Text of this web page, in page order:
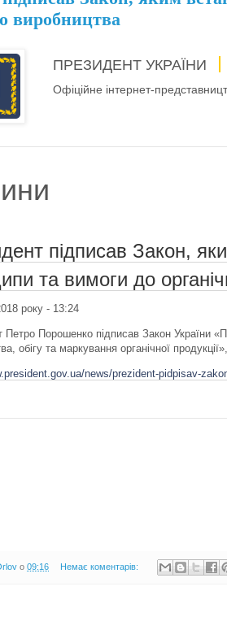
виробництва
ПРЕЗИДЕНТ УКРАЇНИ
Офіційне інтернет-
підписав Закон,
та вимоги до
року - 13:24
Петро Порошенко підписав Закон України
обігу та маркування органічної
news/prezident-pidpisav-
о 09:16 Немає коментарів: